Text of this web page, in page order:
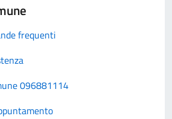
frequenti
096881114